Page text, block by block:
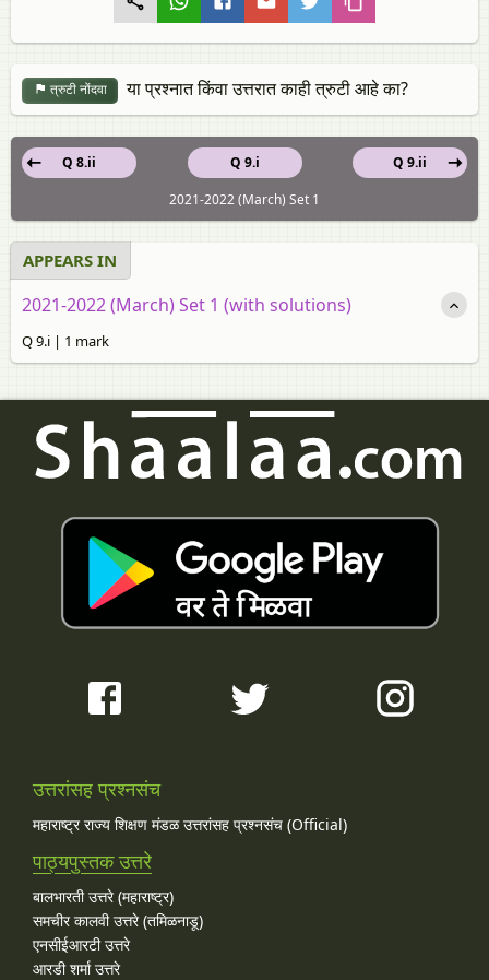
त्रुटी नोंदवा या प्रश्नात किंवा उत्तरात काही त्रुटी आहे का?
Q 9.i
Q 8.ii
Q 9.ii
2021-2022 (March) Set 1
APPEARS IN
2021-2022 (March) Set 1 (with solutions)
Q 9.i | 1 mark
उत्तरांसह प्रश्नसंच
महाराष्ट्र राज्य शिक्षण मंडळ उत्तरांसह प्रश्नसंच (Official)
पाठ्यपुस्तक उत्तरे
बालभारती उत्तरे (महाराष्ट्र)
समचीर कालवी उत्तरे (तमिळनाडू)
एनसीईआरटी उत्तरे
आरडी शर्मा उत्तरे